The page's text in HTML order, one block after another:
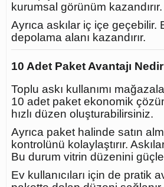
kurumsal görünüm kazandırır.
Ayrıca askılar iç içe geçebilir.
depolama alanı kazandırır.
10 Adet Paket Avantajı
Toplu askı kullanımı
10 adet paket ekonomik
hızlı düzen oluşturabilirsiniz.
Ayrıca paket halinde satın
kontrolünü kolaylaştırır.
Bu durum vitrin düzenini
Ev kullanıcıları için de pratik